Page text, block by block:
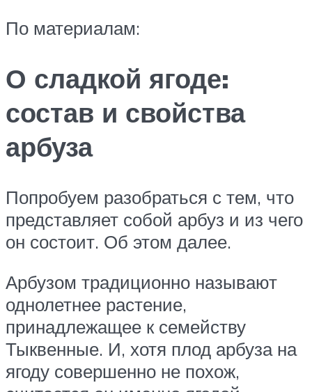
По материалам:
О сладкой ягоде:
состав и свойства
арбуза
Попробуем разобраться с тем, что
представляет собой арбуз и из чего
он состоит. Об этом далее.
Арбузом традиционно называют
однолетнее растение,
принадлежащее к семейству
Тыквенные. И, хотя плод арбуза на
ягоду совершенно не похож,